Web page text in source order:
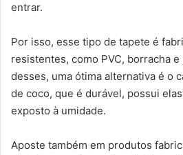
entrar.
Por isso, esse tipo de tapete é
resistentes, como PVC, borracha
desses, uma ótima alternativa é o
de coco, que é durável, possui
exposto à umidade.
Aposte também em produtos